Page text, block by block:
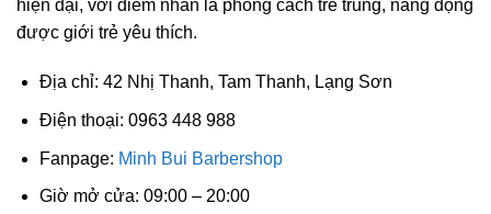
hiện đại, với điểm nhấn là phong cách trẻ trung, năng động
được giới trẻ yêu thích.
Địa chỉ: 42 Nhị Thanh, Tam Thanh, Lạng Sơn
Điện thoại: 0963 448 988
Fanpage: Minh Bui Barbershop
Giờ mở cửa: 09:00 – 20:00